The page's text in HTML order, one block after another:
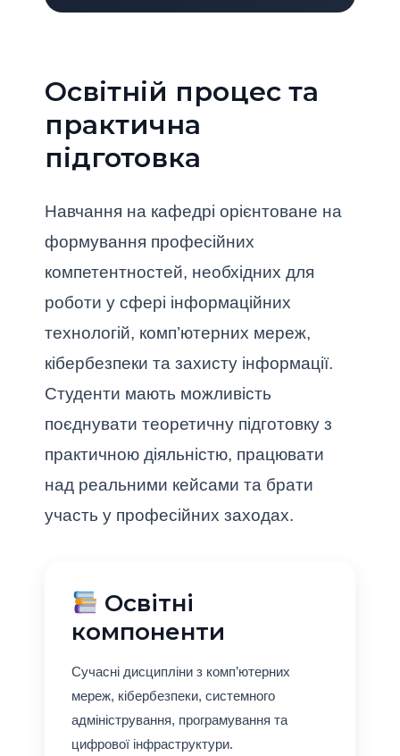
Освітній процес та
практична
підготовка
Навчання на кафедрі орієнтоване на
формування професійних
компетентностей, необхідних для
роботи у сфері інформаційних
технологій, комп’ютерних мереж,
кібербезпеки та захисту інформації.
Студенти мають можливість
поєднувати теоретичну підготовку з
практичною діяльністю, працювати
над реальними кейсами та брати
участь у професійних заходах.
Освітні
компоненти
Сучасні дисципліни з комп’ютерних
мереж, кібербезпеки, системного
адміністрування, програмування та
цифрової інфраструктури.